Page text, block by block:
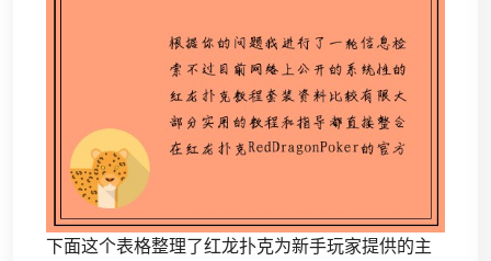
下面这个表格整理了红龙扑克为新手玩家提供的主